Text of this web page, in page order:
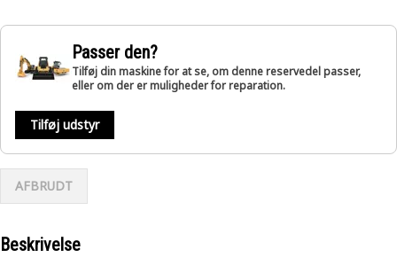
Passer den?
Tilføj din maskine for at se, om denne reservedel passer,
eller om der er muligheder for reparation.
Tilføj udstyr
AFBRUDT
Beskrivelse